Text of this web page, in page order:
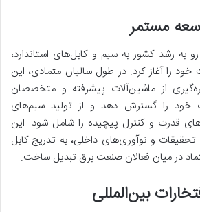
مستمر
به رشد کشور به سیم و کابل‌های استاندارد،
را آغاز کرد. در طول سالیان متمادی، این
از ماشین‌آلات پیشرفته و متخصصان
خود را گسترش دهد و از تولید سیم‌های
قدرت و کنترل پیچیده را شامل شود. این
تحقیقات و نوآوری‌های داخلی، به تدریج کابل
در میان فعالان صنعت برق تبدیل ساخت.
بین‌المللی